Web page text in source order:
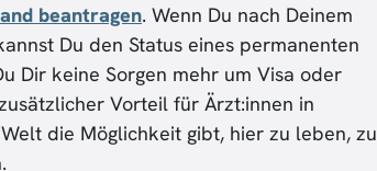
beantragen. Wenn Du nach Deinem
Du den Status eines permanenten
Dir keine Sorgen mehr um Visa oder
Vorteil für Ärzt:innen in
die Möglichkeit gibt, hier zu leben, zu